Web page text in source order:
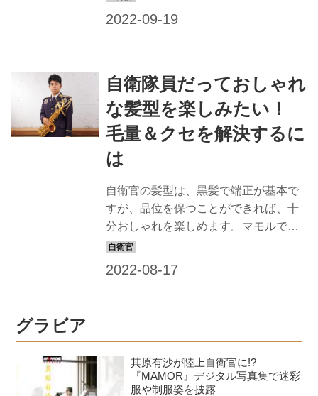
【教えてくれたヘアスタイリスト】
keiko ヘアスタイリスト歴22年。東京・
表参道にある「NORA HAIR SALON」
にてサロンワークをこなすほか、アー
ティストなどのヘアメークも担当。
「髪質や顔形から似合う髪型を提案し
ます。自衛隊の皆さん、お待ちしてい
ます！」 BEFORE：ハネやすい直毛が
悩み… モデル隊員 【小髙...
自衛隊員だっておしゃれ
な髪型を楽しみたい！
毛量＆クセを解決するに
は
自衛官の髪型は、黒髪で端正が基本で
すが、品位を保つことができれば、十
分おしゃれを楽しめます。マモルで
は、すてきな隊員の姿は最高の広報に
表参道にある「NORA HAIR SALON」
にてサロンワークをこなすほか、アー
グラビア
其原有沙が陸上自衛官に!?
『MAMOR』デジタル写真集で迷彩
服や制服姿を披露